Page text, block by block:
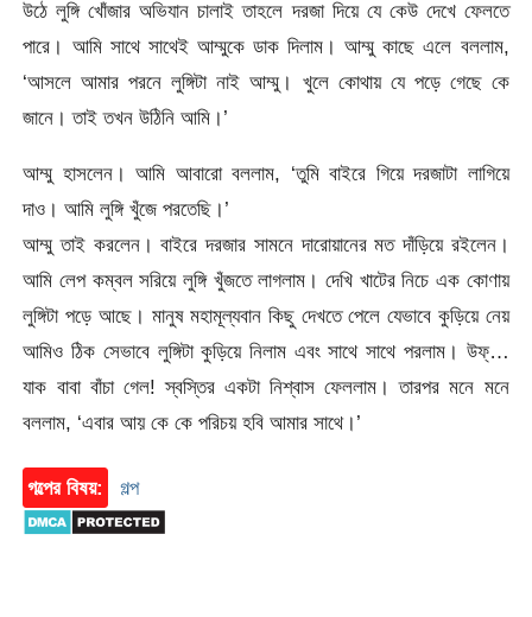
উঠে লুঙ্গি খোঁজার অভিযান চালাই তাহলে দরজা দিয়ে যে কেউ দেখে ফেলতে
পারে। আমি সাথে সাথেই আম্মুকে ডাক দিলাম। আম্মু কাছে এলে বললাম,
‘আসলে আমার পরনে লুঙ্গিটা নাই আম্মু। খুলে কোথায় যে পড়ে গেছে কে
জানে। তাই তখন উঠিনি আমি।’
আম্মু হাসলেন। আমি আবারো বললাম, ‘তুমি বাইরে গিয়ে দরজাটা লাগিয়ে
দাও। আমি লুঙ্গি খুঁজে পরতেছি।’
আম্মু তাই করলেন। বাইরে দরজার সামনে দারোয়ানের মত দাঁড়িয়ে রইলেন।
আমি লেপ কম্বল সরিয়ে লুঙ্গি খুঁজতে লাগলাম। দেখি খাটের নিচে এক কোণায়
লুঙ্গিটা পড়ে আছে। মানুষ মহামূল্যবান কিছু দেখতে পেলে যেভাবে কুড়িয়ে নেয়
আমিও ঠিক সেভাবে লুঙ্গিটা কুড়িয়ে নিলাম এবং সাথে সাথে পরলাম। উফ্…
যাক বাবা বাঁচা গেল! স্বস্তির একটা নিশ্বাস ফেললাম। তারপর মনে মনে
বললাম, ‘এবার আয় কে কে পরিচয় হবি আমার সাথে।’
গল্পের বিষয়: গল্প